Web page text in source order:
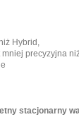
Hybrid,
precyzyjna
stacjonarny